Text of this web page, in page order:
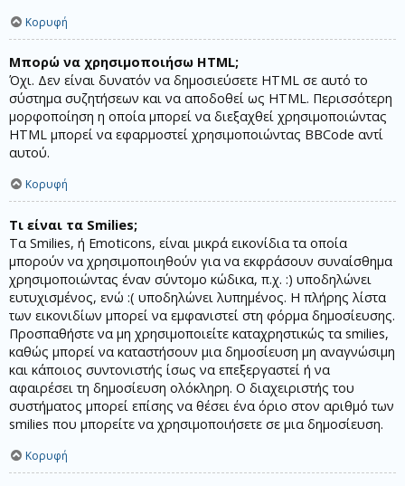
Κορυφή
Μπορώ να χρησιμοποιήσω HTML;
Όχι. Δεν είναι δυνατόν να δημοσιεύσετε HTML σε αυτό το
σύστημα συζητήσεων και να αποδοθεί ως HTML. Περισσότερη
μορφοποίηση η οποία μπορεί να διεξαχθεί χρησιμοποιώντας
HTML μπορεί να εφαρμοστεί χρησιμοποιώντας BBCode αντί
αυτού.
Κορυφή
Τι είναι τα Smilies;
Τα Smilies, ή Emoticons, είναι μικρά εικονίδια τα οποία
μπορούν να χρησιμοποιηθούν για να εκφράσουν συναίσθημα
χρησιμοποιώντας έναν σύντομο κώδικα, π.χ. :) υποδηλώνει
ευτυχισμένος, ενώ :( υποδηλώνει λυπημένος. Η πλήρης λίστα
των εικονιδίων μπορεί να εμφανιστεί στη φόρμα δημοσίευσης.
Προσπαθήστε να μη χρησιμοποιείτε καταχρηστικώς τα smilies,
καθώς μπορεί να καταστήσουν μια δημοσίευση μη αναγνώσιμη
και κάποιος συντονιστής ίσως να επεξεργαστεί ή να
αφαιρέσει τη δημοσίευση ολόκληρη. Ο διαχειριστής του
συστήματος μπορεί επίσης να θέσει ένα όριο στον αριθμό των
smilies που μπορείτε να χρησιμοποιήσετε σε μια δημοσίευση.
Κορυφή